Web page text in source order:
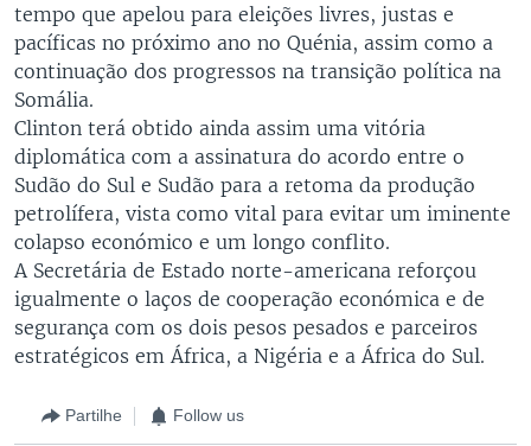
tempo que apelou para eleições livres, justas e
pacíficas no próximo ano no Quénia, assim como a
continuação dos progressos na transição política na
Somália.
Clinton terá obtido ainda assim uma vitória
diplomática com a assinatura do acordo entre o
Sudão do Sul e Sudão para a retoma da produção
petrolífera, vista como vital para evitar um iminente
colapso económico e um longo conflito.
A Secretária de Estado norte-americana reforçou
igualmente o laços de cooperação económica e de
segurança com os dois pesos pesados e parceiros
estratégicos em África, a Nigéria e a África do Sul.
Partilhe Follow us